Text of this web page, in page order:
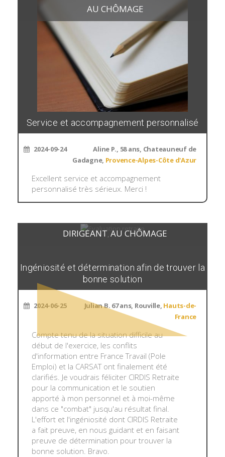
AU CHÔMAGE
Service et accompagnement personnalisé
2024-09-24
Aline P., 58 ans, Chateauneuf de
Gadagne, Provence-Alpes-Côte d'Azur
Excellent service et accompagnement
personnalisé très sérieux. Merci !
DIRIGEANT, AU CHÔMAGE
Ingéniosité et détermination afin de trouver la
bonne solution
2024-06-25 Julian B. 67 ans, Rouville, Hauts-de-
France
Compte tenu de la situation difficile au
début de l'exercice, les conflits
d'information entre France Travail (Pole
Emploi) et la CARSAT ont finalement été
clarifiés. Je voudrais féliciter CIRDIS Retraite
pour la communication et le soutien
apporté à mon personnel et à moi-même
dans ce "combat" jusqu'au résultat final.
L'effort et l'ingéniosité dont CIRDIS Retraite
a fait preuve, en nous guidant et en faisant
preuve de détermination pour trouver la
bonne solution. Bravo.